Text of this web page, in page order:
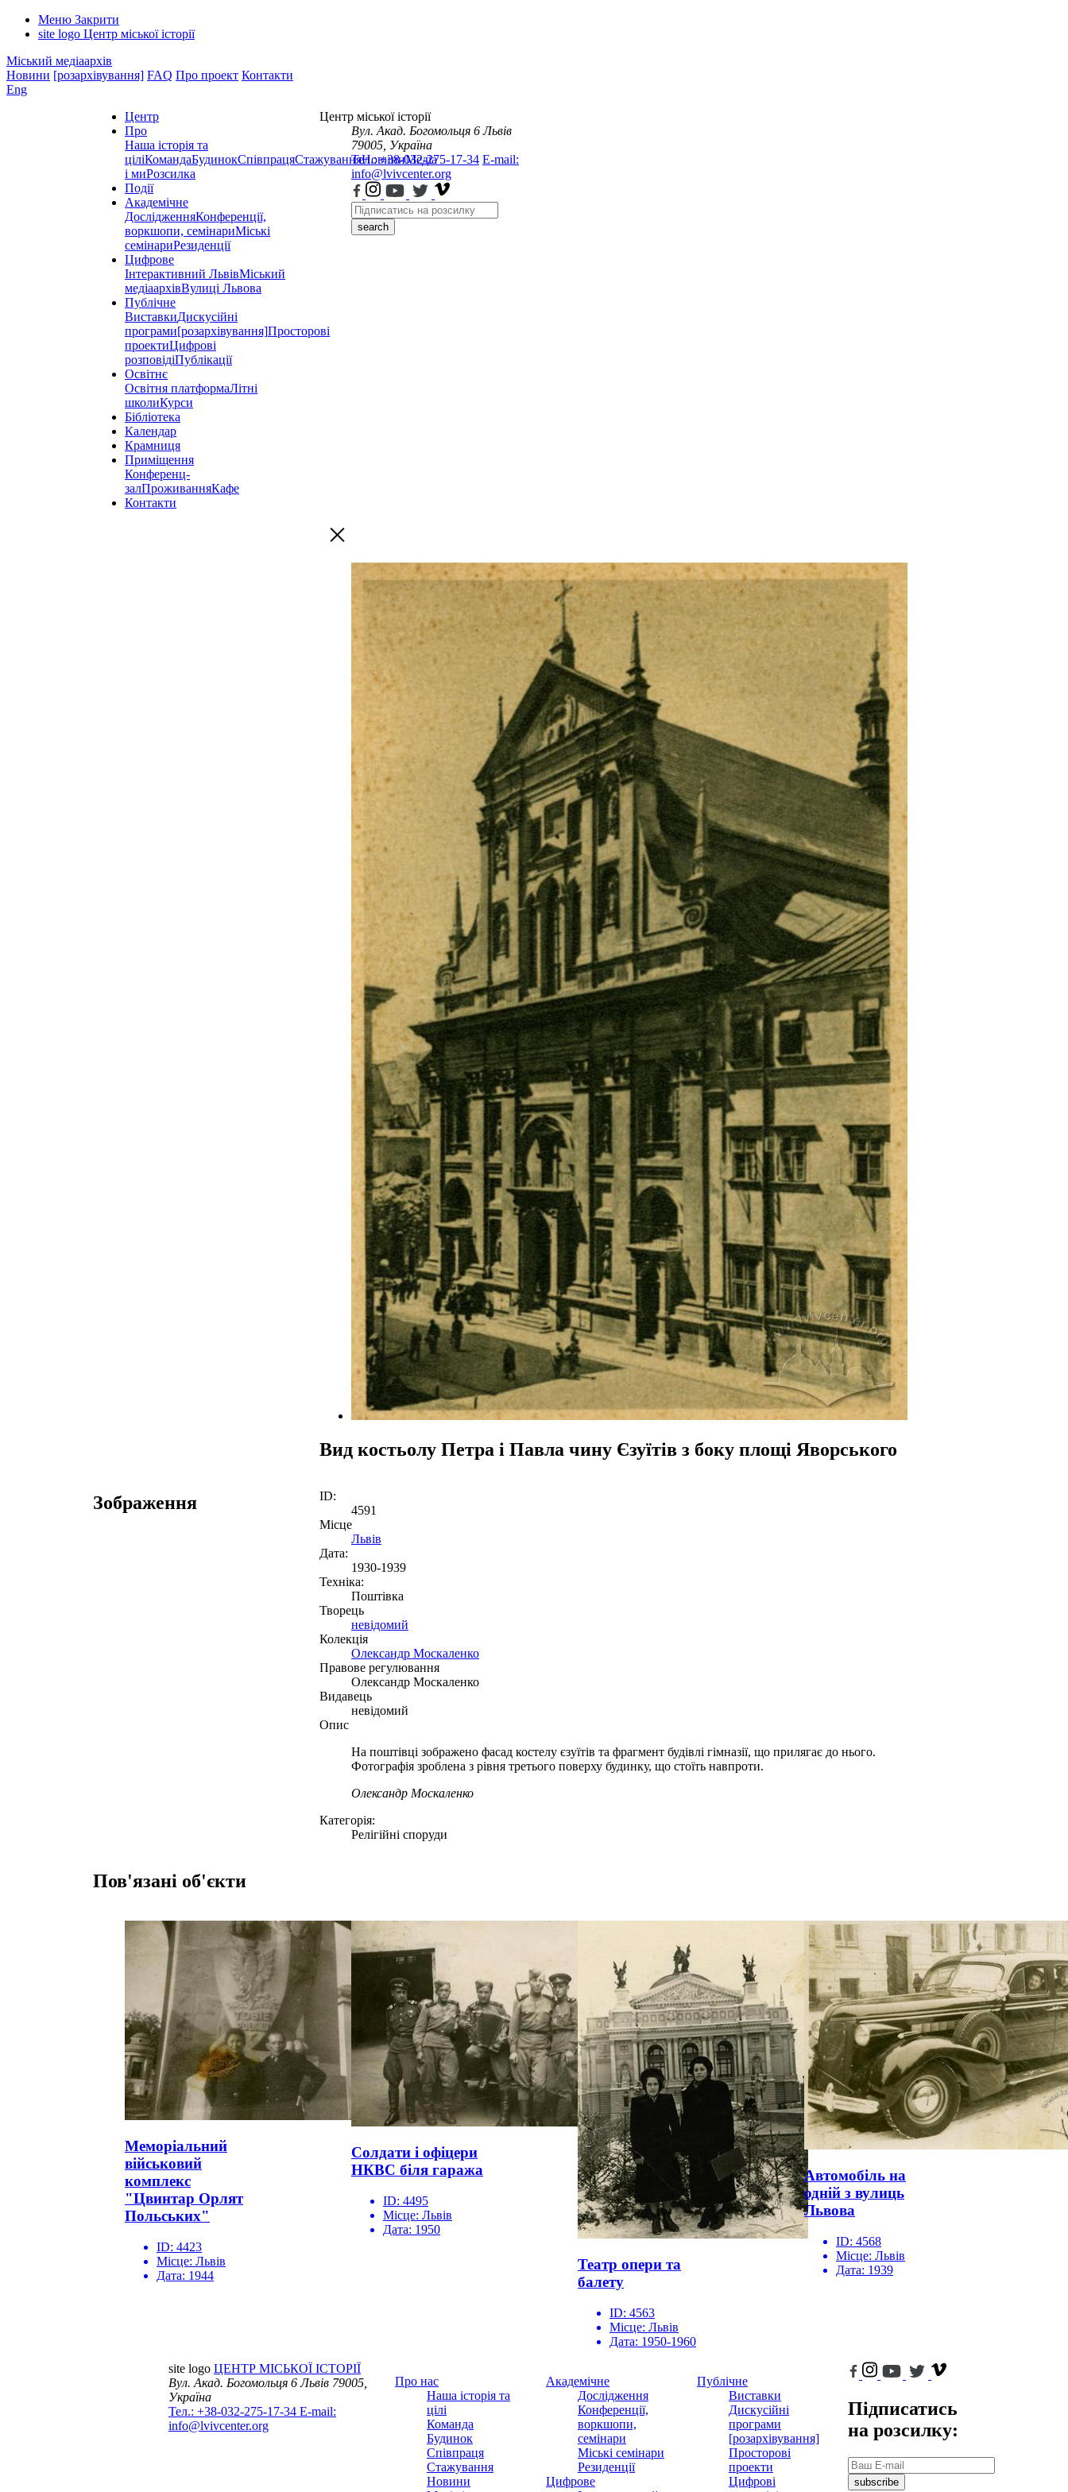
Меню Закрити
site logo Центр міської історії
Міський медіаархів
Новини [розархівування] FAQ Про проект Контакти
Eng
Центр
Про
Наша історія та
ціліКомандаБудинокСпівпрацяСтажуванняНовиниМедіа
і миРозсилка
Події
Академічне
ДослідженняКонференції,
воркшопи, семінариМіські
семінариРезиденції
Цифрове
Інтерактивний ЛьвівМіський
медіаархівВулиці Львова
Публічне
ВиставкиДискусійні
програми[розархівування]Просторові
проектиЦифрові
розповідіПублікації
Освітнє
Освітня платформаЛітні
школиКурси
Бібліотека
Календар
Крамниця
Приміщення
Конференц-
залПроживанняКафе
Контакти
Центр міської історії
Вул. Акад. Богомольця 6 Львів
79005, Україна
Тел.: +38-032-275-17-34 E-mail:
info@lvivcenter.org
search
Вид костьолу Петра і Павла чину Єзуїтів з боку площі Яворського
Зображення
ID:
4591
Місце
Львів
Дата:
1930-1939
Техніка:
Поштівка
Творець
невідомий
Колекція
Олександр Москаленко
Правове регулювання
Олександр Москаленко
Видавець
невідомий
Опис
На поштівці зображено фасад костелу єзуїтів та фрагмент будівлі гімназії, що прилягає до нього.
Фотографія зроблена з рівня третього поверху будинку, що стоїть навпроти.
Олександр Москаленко
Категорія:
Релігійні споруди
Пов'язані об'єкти
Меморіальний
військовий
комплекс
"Цвинтар Орлят
Польських"
ID: 4423
Місце: Львів
Дата: 1944
Солдати і офіцери
НКВС біля гаража
ID: 4495
Місце: Львів
Дата: 1950
Театр опери та
балету
ID: 4563
Місце: Львів
Дата: 1950-1960
Автомобіль на
одній з вулиць
Львова
ID: 4568
Місце: Львів
Дата: 1939
site logo ЦЕНТР МІСЬКОЇ ІСТОРІЇ
Вул. Акад. Богомольця 6Львів 79005,
Україна
Тел.: +38-032-275-17-34 E-mail:
info@lvivcenter.org
Про нас
Наша історія та
цілі
Команда
Будинок
Співпраця
Стажування
Новини
Академічне
Дослідження
Конференції,
воркшопи,
семінари
Міські семінари
Резиденції
Цифрове
Публічне
Виставки
Дискусійні
програми
[розархівування]
Просторові
проекти
Цифрові
Підписатись
на розсилку:
subscribe